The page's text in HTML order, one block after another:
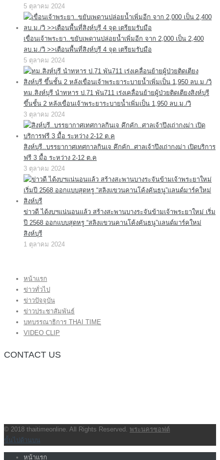
5 ตุลาคม 2024
เขื่อนเจ้าพระยา..ขยับเพดานปล่อยน้ำเพิ่มอีก จาก 2,000 เป็น 2,400
ลบ.ม./วิ >>เตือนพื้นที่สิงห์บุรี 4 จุด เตรียมรับมือ
5 ตุลาคม 2024
ทม.สิงห์บุรี นำทหาร ป.71 พัน711 เร่งเคลื่อนย้ายผู้ป่วยติดเตียงสิงห์บุรี
ขึ้นชั้น 2 หลังเขื่อนเจ้าพระยาระบายน้ำเพิ่มเป็น 1,950 ลบ.ม./วิ
3 ตุลาคม 2024
สิงห์บุรี..บรรยากาศเทศกาลกินเจ คึกคัก..ศาลเจ้าปึงเถ่ากงม่า เปิดบริการ
ฟรี 3 มื้อ ระหว่าง 2-12 ต.ค
3 ตุลาคม 2024
ข่าวดี ได้งบฯแน่นอนแล้ว สร้างสะพานบางระจันข้ามเจ้าพระยาใหม่ เริ่ม
ปี 2568 ออกแบบสุดหรู “สลิงแขวนคานโค้งคันธนู”แลนด์มาร์คใหม่
สิงห์บุรี
1 ตุลาคม 2024
หน้าแรก
ข่าวทั่วไป
ข่าวปัจจุบัน
ข่าวประชาสัมพันธ์
บทบรรณาธิการ THAI TIME
VIDEO CLIP
CONTACT US
© 2018 thaitimeonline. All Rights Reserved. พระนครซอฟต์
ขั้นไปด้านบน
หน้าแรก